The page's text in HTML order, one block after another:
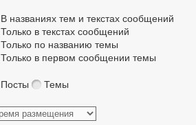
В названиях тем и текстах сообщений
Только в текстах сообщений
Только по названию темы
Только в первом сообщении темы
Посты Темы